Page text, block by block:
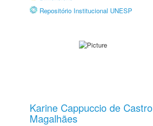
Repositório Institucional UNESP
Karine Cappuccio de Castro
Magalhães